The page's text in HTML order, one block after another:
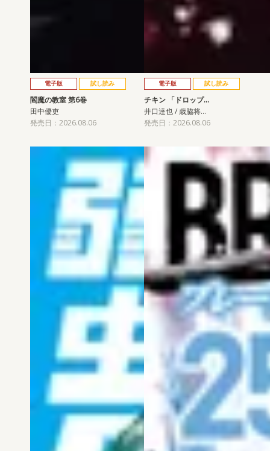
電子版 試し読み
閻魔の教室 第6巻
田中優吏
発売日：2026.08.06
電子版 試し読み
チキン 「ドロップ…
井口達也 / 歳脇将…
発売日：2026.08.06